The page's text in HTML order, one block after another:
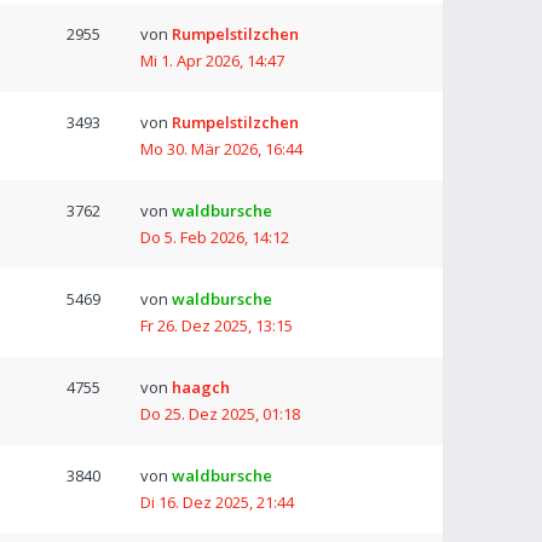
2955 von Rumpelstilzchen
Mi 1. Apr 2026, 14:47
3493 von Rumpelstilzchen
Mo 30. Mär 2026, 16:44
3762 von waldbursche
Do 5. Feb 2026, 14:12
5469 von waldbursche
Fr 26. Dez 2025, 13:15
4755 von haagch
Do 25. Dez 2025, 01:18
3840 von waldbursche
Di 16. Dez 2025, 21:44